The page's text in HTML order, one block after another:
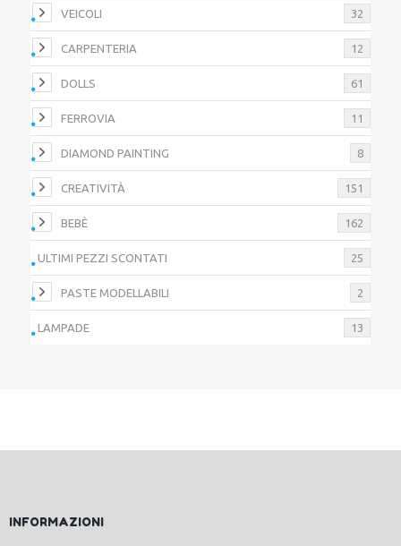
VEICOLI 32
CARPENTERIA 12
DOLLS 61
FERROVIA 11
DIAMOND PAINTING 8
CREATIVITÀ 151
BEBÈ 162
ULTIMI PEZZI SCONTATI 25
PASTE MODELLABILI 2
LAMPADE 13
INFORMAZIONI